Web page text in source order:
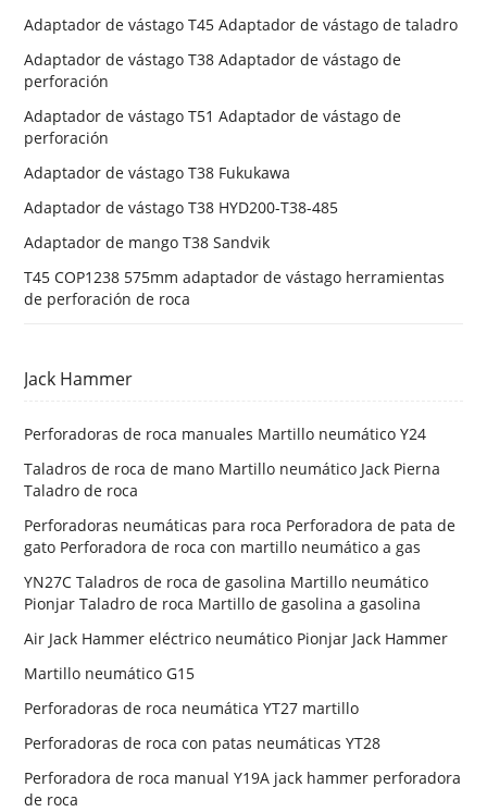
Adaptador de vástago T45 Adaptador de vástago de taladro
Adaptador de vástago T38 Adaptador de vástago de
perforación
Adaptador de vástago T51 Adaptador de vástago de
perforación
Adaptador de vástago T38 Fukukawa
Adaptador de vástago T38 HYD200-T38-485
Adaptador de mango T38 Sandvik
T45 COP1238 575mm adaptador de vástago herramientas
de perforación de roca
Jack Hammer
Perforadoras de roca manuales Martillo neumático Y24
Taladros de roca de mano Martillo neumático Jack Pierna
Taladro de roca
Perforadoras neumáticas para roca Perforadora de pata de
gato Perforadora de roca con martillo neumático a gas
YN27C Taladros de roca de gasolina Martillo neumático
Pionjar Taladro de roca Martillo de gasolina a gasolina
Air Jack Hammer eléctrico neumático Pionjar Jack Hammer
Martillo neumático G15
Perforadoras de roca neumática YT27 martillo
Perforadoras de roca con patas neumáticas YT28
Perforadora de roca manual Y19A jack hammer perforadora
de roca